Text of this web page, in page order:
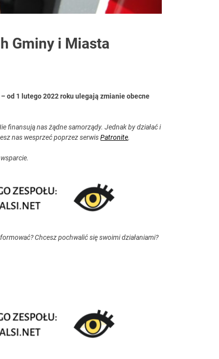
Gminy i Miasta
od 1 lutego 2022 roku ulegają zmianie obecne
finansują nas żądne samorządy. Jednak by działać i
nas wesprzeć poprzez serwisPatronite.
Chcesz pochwalić się swoimi działaniami?